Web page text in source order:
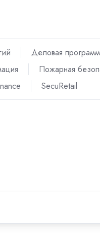
Деловая
Пожарная
SecuRetail